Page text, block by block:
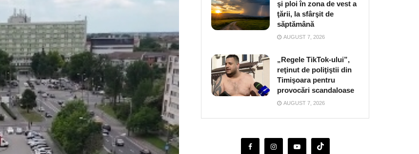
şi ploi în zona de vest a
ţării, la sfârşit de
săptămână
AUGUST 7, 2026
„Regele TikTok-ului”,
reţinut de poliţiştii din
Timişoara pentru
provocări scandaloase
AUGUST 7, 2026